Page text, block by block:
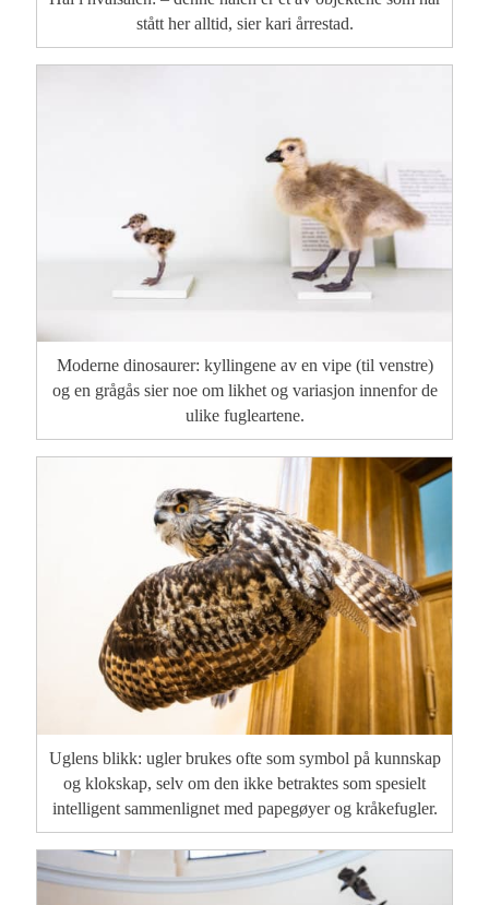
stått her alltid, sier kari årrestad.
Moderne dinosaurer: kyllingene av en vipe (til venstre)
og en grågås sier noe om likhet og variasjon innenfor de
ulike fugleartene.
Uglens blikk: ugler brukes ofte som symbol på kunnskap
og klokskap, selv om den ikke betraktes som spesielt
intelligent sammenlignet med papegøyer og kråkefugler.